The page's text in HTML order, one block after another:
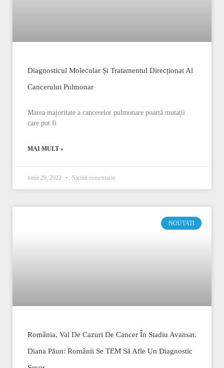
Diagnosticul Molecular Și Tratamentul Direcționat Al
Cancerului Pulmonar
Marea majoritate a cancerelor pulmonare poartă mutații
care pot fi
MAI MULT »
iunie 29, 2022 Niciun comentariu
NOUTATI
România, Val De Cazuri De Cancer În Stadiu Avansat.
Diana Păun: Românii Se TEM Să Afle Un Diagnostic